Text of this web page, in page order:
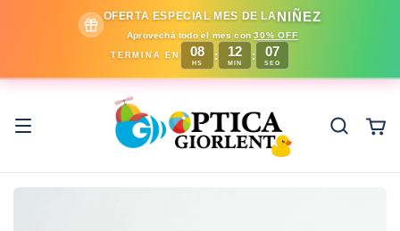
OFERTA ESPECIAL MES DE LANIÑEZ
Aprovechá todo el mes con30% OFF
TERMINA EN 08
HS
: 12
MIN
: 06
SEG